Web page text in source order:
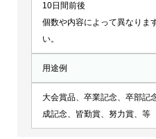
10日間前後
個数や内容によって異なりま
い。
用途例
大会賞品、卒業記念、卒部記
成記念、皆勤賞、努力賞、等